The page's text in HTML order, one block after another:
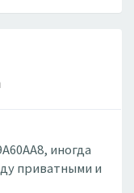
иногда
приватными и